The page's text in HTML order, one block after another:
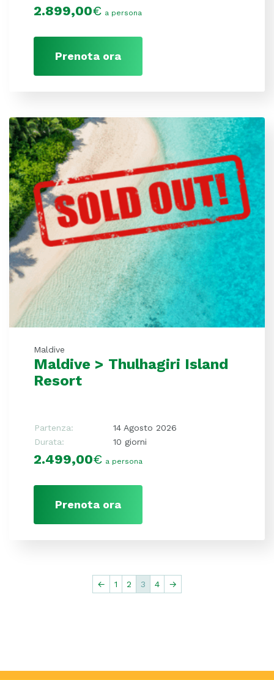
2.899,00€ a persona
Prenota ora
Maldive
Maldive > Thulhagiri Island
Resort
Partenza:
14 Agosto 2026
Durata:
10 giorni
2.499,00€ a persona
Prenota ora
← 1 2 3 4 →